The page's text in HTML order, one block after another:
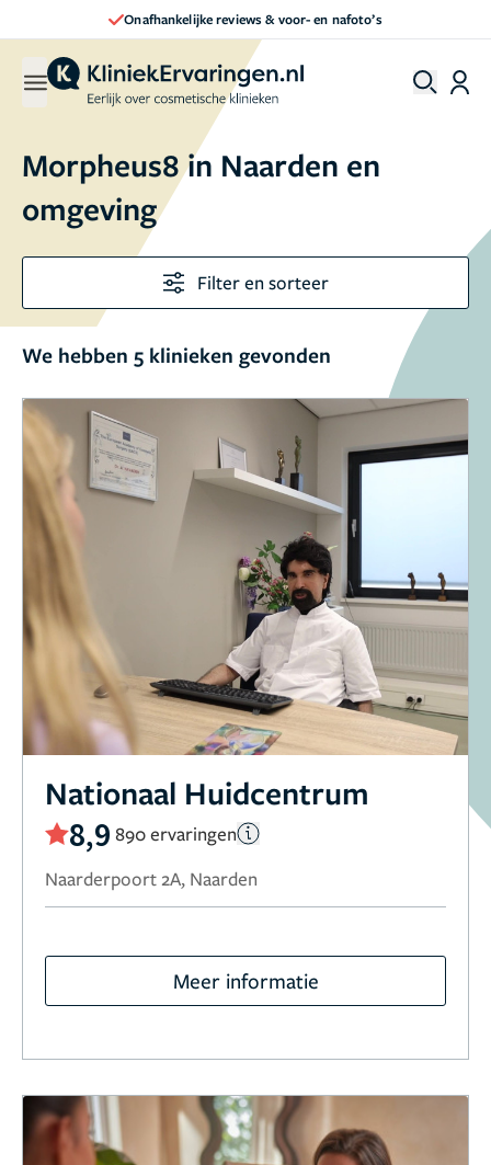
Onafhankelijke reviews & voor- en nafoto’s
Morpheus8 in Naarden en
omgeving
Filter en sorteer
We hebben 5 klinieken gevonden
Nationaal Huidcentrum
8,9 890 ervaringen
Naarderpoort 2A, Naarden
Meer informatie